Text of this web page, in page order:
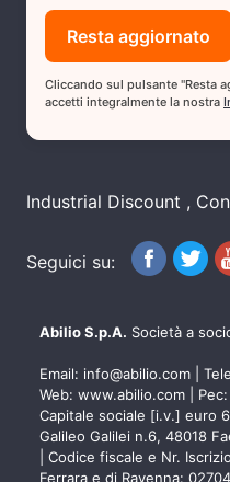
Cliccando sul pulsante "Resta
accetti integralmente la nostra
Industrial Discount
Seguici su:
Abilio S.p.A. Società a
Email: info@abilio.com |
Web: www.abilio.com | Pec:
Capitale sociale [i.v.] euro
Galileo Galilei n.6, 48018
| Codice fiscale e Nr.
Ferrara e di Ravenna: